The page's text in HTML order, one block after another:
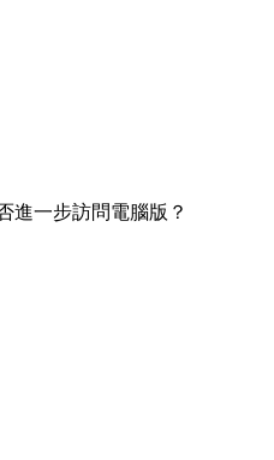
進一步訪問電腦版？